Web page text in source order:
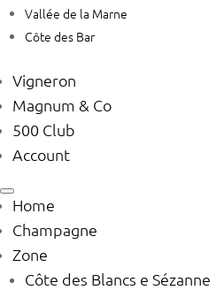
Vallée de la Marne
Côte des Bar
Vigneron
Magnum & Co
500 Club
Account
Home
Champagne
Zone
Côte des Blancs e Sézanne